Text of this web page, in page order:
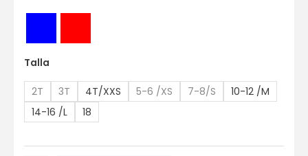
Talla
2T 3T 4T/XXS 5-6 /XS 7-8/S
10-12 /M
14-16 /L
18